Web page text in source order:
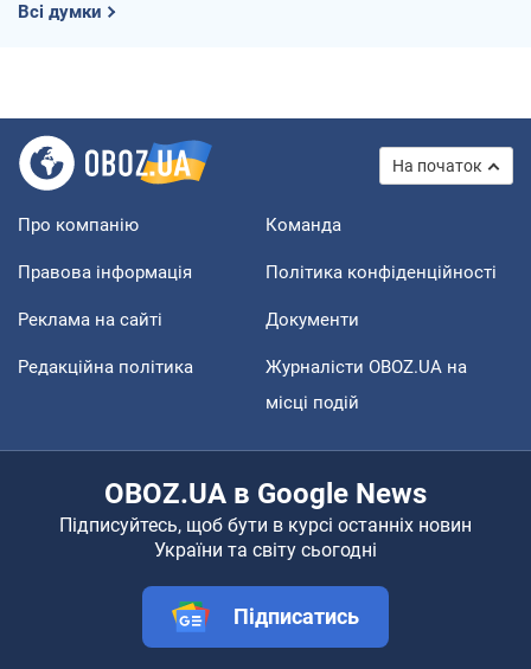
Всі думки
На початок
Про компанію Команда
Правова інформація Політика конфіденційності
Реклама на сайті Документи
Редакційна політика
Журналісти OBOZ.UA на
місці подій
OBOZ.UA в Google News
Підписуйтесь, щоб бути в курсі останніх новин
України та світу сьогодні
Підписатись